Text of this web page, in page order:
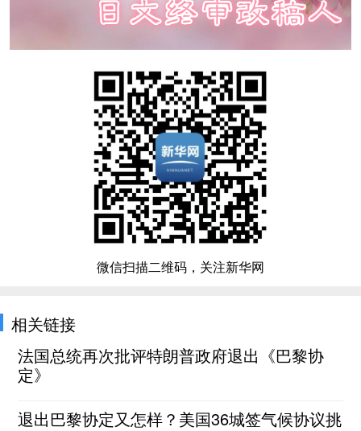
微信扫描二维码，关注新华网
相关链接
法国总统再次批评特朗普政府退出《巴黎协
定》
退出巴黎协定又怎样？美国36城签气候协议挑